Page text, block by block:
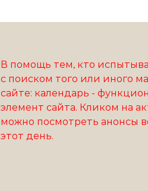
В помощь тем, кто
с поиском того или иного
сайте: календарь -
элемент сайта. Кликом на
можно посмотреть анонсы
этот день.